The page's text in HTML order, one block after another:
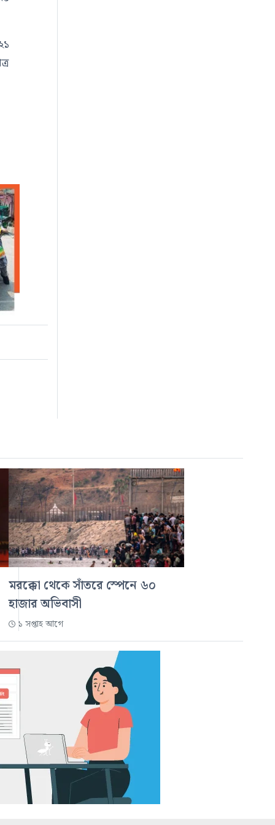
মরক্কো থেকে সাঁতরে স্পেনে ৬০
হাজার অভিবাসী
১ সপ্তাহ আগে